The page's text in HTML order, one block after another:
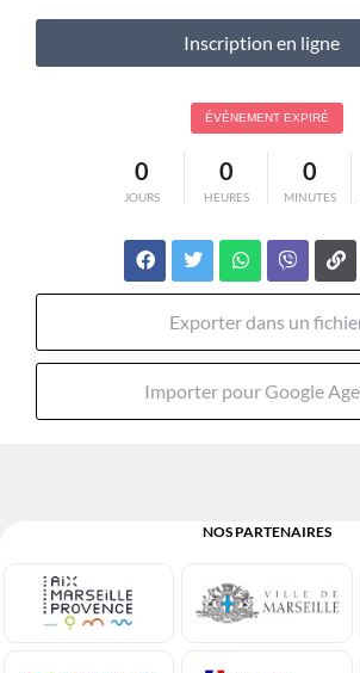
Inscription en ligne
ÉVÉNEMENT EXPIRÉ
0
JOURS
0
HEURES
0
MINUTES
Exporter dans un
Importer pour Google
NOS PARTENAIRES